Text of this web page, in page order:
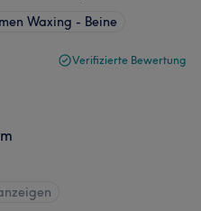
Waxing - Beine
Verifizierte Bewertung